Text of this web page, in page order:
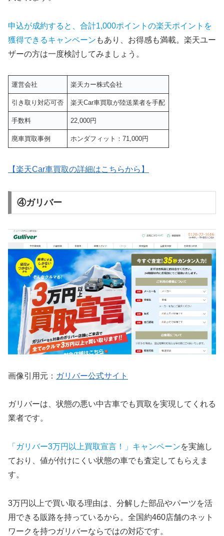
申込が成約すると、合計1,000ポイントの楽天ポイントを
獲得できるキャンペーン もあり、お得感も満載。楽天ユー
ザーの方は一度検討してみましょう。
運営会社 楽天カー株式会社
引き取り対応可否 楽天Car車買取が陸送業者を手配
手数料 22,000円
廃車買取事例 ホンダフィット：71,000円
【楽天Car車買取の詳細はこちらから】
④ガリバー
画像引用元： ガリバー公式サイト
ガリバーは、状態の悪い中古車でも買取を実現してくれる
業者です。
「ガリバー3万円以上買取宣言！」キャンペーンを実施し
ており、値が付けにくい状態の車でも査定してもらえま
す。
3万円以上で買い取る理由は、分解した部品やパーツを活
用できる販路を持っているから。全国約460店舗のネット
ワークを持つガリバーならではの対応です。